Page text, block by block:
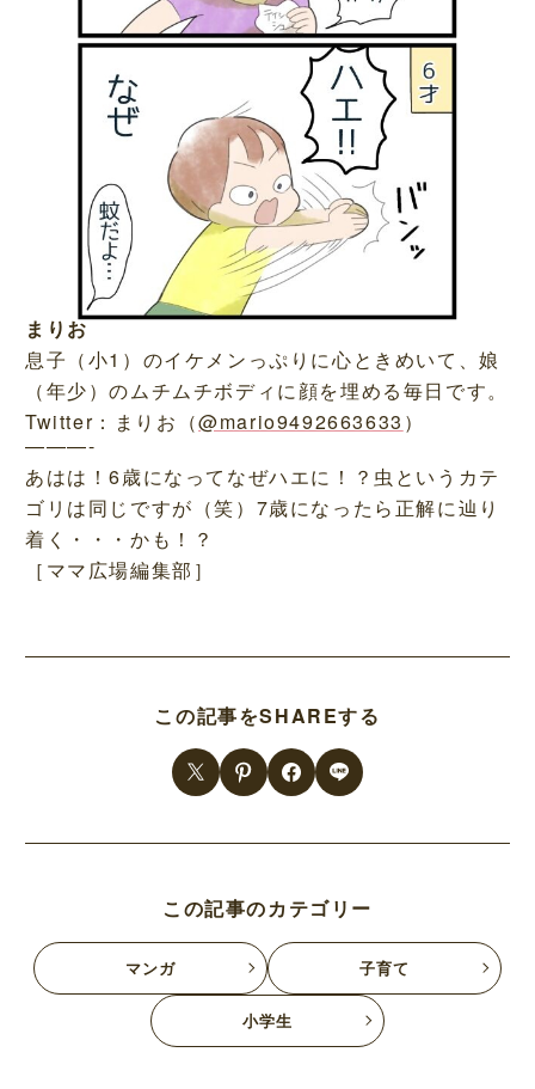
まりお
息子（小1）のイケメンっぷりに心ときめいて、娘
（年少）のムチムチボディに顔を埋める毎日です。
Twitter：まりお（@mario9492663633 ）
———-
あはは！6歳になってなぜハエに！？虫というカテ
ゴリは同じですが（笑）7歳になったら正解に辿り
着く・・・かも！？
［ママ広場編集部］
この記事をSHAREする
この記事のカテゴリー
マンガ 子育て
小学生